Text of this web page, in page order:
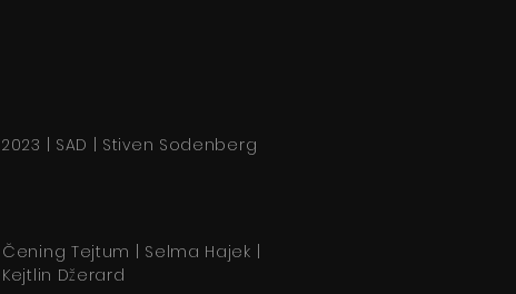
2023 | SAD | Stiven Sodenberg
Čening Tejtum | Selma Hajek |
Kejtlin Džerard